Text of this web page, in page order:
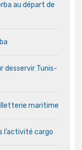
au départ de
desservir Tunis-
maritime
l’activité cargo